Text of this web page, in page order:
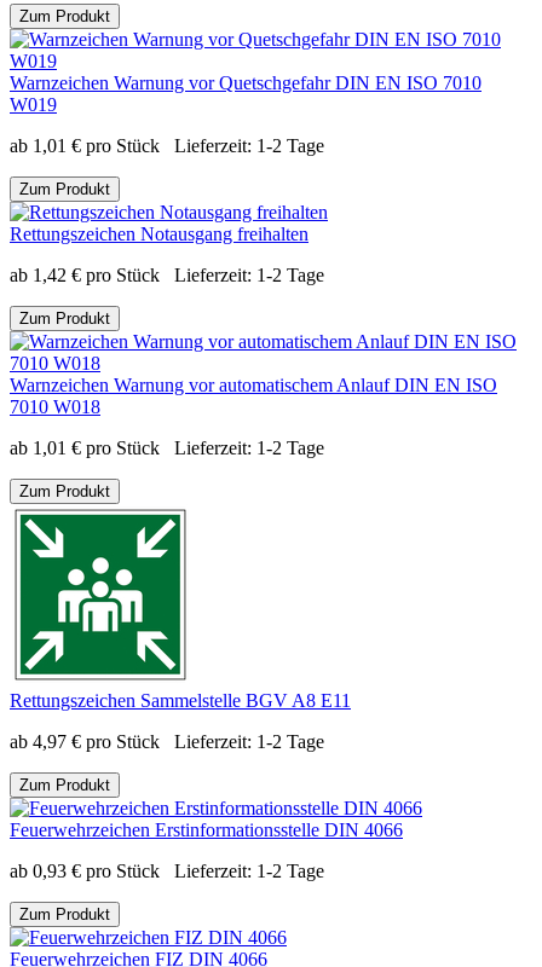
Zum Produkt
Warnzeichen Warnung vor Quetschgefahr DIN EN ISO 7010
W019
ab 1,01 € pro Stück Lieferzeit: 1-2 Tage
Zum Produkt
Rettungszeichen Notausgang freihalten
ab 1,42 € pro Stück Lieferzeit: 1-2 Tage
Zum Produkt
Warnzeichen Warnung vor automatischem Anlauf DIN EN ISO
7010 W018
ab 1,01 € pro Stück Lieferzeit: 1-2 Tage
Zum Produkt
Rettungszeichen Sammelstelle BGV A8 E11
ab 4,97 € pro Stück Lieferzeit: 1-2 Tage
Zum Produkt
Feuerwehrzeichen Erstinformationsstelle DIN 4066
ab 0,93 € pro Stück Lieferzeit: 1-2 Tage
Zum Produkt
Feuerwehrzeichen FIZ DIN 4066